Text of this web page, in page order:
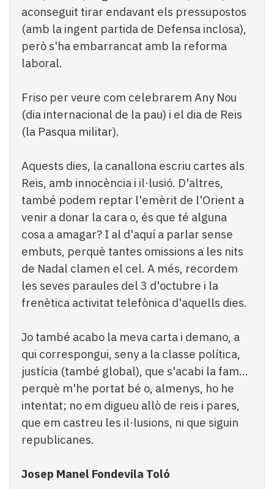
aconseguit tirar endavant els pressupostos
(amb la ingent partida de Defensa inclosa),
però s'ha embarrancat amb la reforma
laboral.
Friso per veure com celebrarem Any Nou
(dia internacional de la pau) i el dia de Reis
(la Pasqua militar).
Aquests dies, la canallona escriu cartes als
Reis, amb innocència i il·lusió. D'altres,
també podem reptar l'emèrit de l'Orient a
venir a donar la cara o, és que té alguna
cosa a amagar? I al d'aquí a parlar sense
embuts, perquè tantes omissions a les nits
de Nadal clamen el cel. A més, recordem
les seves paraules del 3 d'octubre i la
frenètica activitat telefònica d'aquells dies.
Jo també acabo la meva carta i demano, a
qui correspongui, seny a la classe política,
justícia (també global), que s'acabi la fam...
perquè m'he portat bé o, almenys, ho he
intentat; no em digueu allò de reis i pares,
que em castreu les il·lusions, ni que siguin
republicanes.
Josep Manel Fondevila Toló